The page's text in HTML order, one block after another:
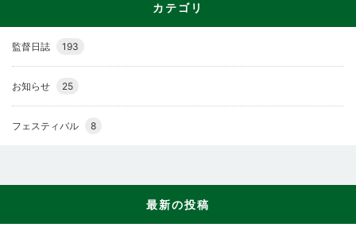
カテゴリ
監督日誌 193
お知らせ 25
フェスティバル 8
最新の投稿